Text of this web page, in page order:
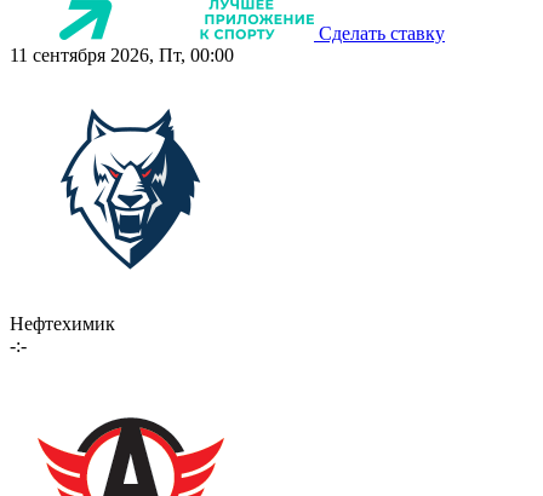
Сделать ставку
11 сентября 2026, Пт, 00:00
Нефтехимик
-:-